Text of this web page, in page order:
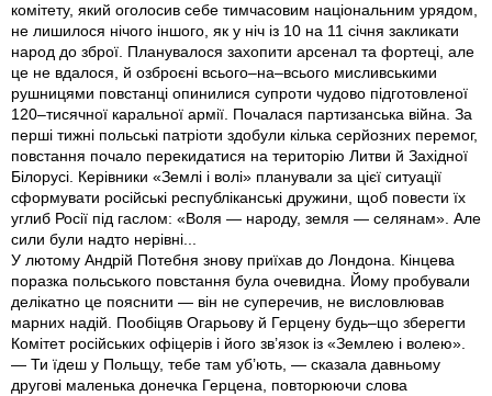
комітету, який оголосив себе тимчасовим національним урядом,
не лишилося нічого іншого, як у ніч iз 10 на 11 січня закликати
народ до зброї. Планувалося захопити арсенал та фортеці, але
це не вдалося, й озброєні всього–на–всього мисливськими
рушницями повстанці опинилися супроти чудово підготовленої
120–тисячної каральної армії. Почалася партизанська війна. За
перші тижні польські патріоти здобули кілька серйозних перемог,
повстання почало перекидатися на територію Литви й Західної
Білорусі. Керівники «Землі і волі» планували за цієї ситуації
сформувати російські республіканські дружини, щоб повести їх
углиб Росії під гаслом: «Воля — народу, земля — селянам». Але
сили були надто нерівні...
У лютому Андрій Потебня знову приїхав до Лондона. Кінцева
поразка польського повстання була очевидна. Йому пробували
делікатно це пояснити — він не суперечив, не висловлював
марних надій. Пообіцяв Огарьову й Герцену будь–що зберегти
Комітет російських офіцерів і його зв’язок із «Землею і волею».
— Ти їдеш у Польщу, тебе там уб’ють, — сказала давньо­му
другові маленька донечка Герцена, повторюючи слова